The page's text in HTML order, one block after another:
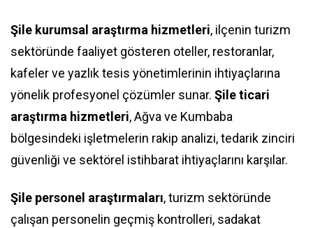
Şile kurumsal araştırma hizmetleri, ilçenin turizm
sektöründe faaliyet gösteren oteller, restoranlar,
kafeler ve yazlık tesis yönetimlerinin ihtiyaçlarına
yönelik profesyonel çözümler sunar. Şile ticari
araştırma hizmetleri, Ağva ve Kumbaba
bölgesindeki işletmelerin rakip analizi, tedarik zinciri
güvenliği ve sektörel istihbarat ihtiyaçlarını karşılar.
Şile personel araştırmaları, turizm sektöründe
çalışan personelin geçmiş kontrolleri, sadakat